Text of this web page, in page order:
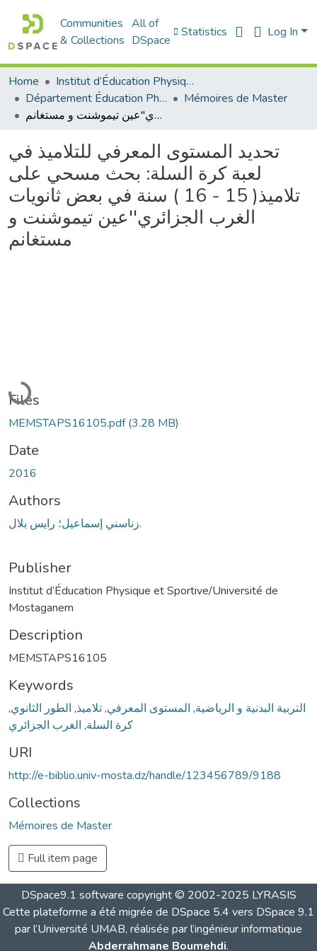
Communities
& Collections
All of
DSpace
Statistics Log In
Home
Institut d’Éducation Physique et Sportive
Département Éducation Physique et Sportive (EPS)
Mémoires de Master
تحديد المستوى المعرفي للتلاميذ في لعبة كرة السلة: بحث مسحي على تلاميذ( 15 - 16 ) سنة في بعض ثانويات الغرب الجزائري''عين تيموشنت و مستغانم
تحديد المستوى المعرفي للتلاميذ في
لعبة كرة السلة: بحث مسحي على
تلاميذ( 15 - 16 ) سنة في بعض ثانويات
الغرب الجزائري''عين تيموشنت و
مستغانم
Loading...
Files
MEMSTAPS16105.pdf(3.28 MB)
Date
2016
Authors
زناسني إسماعيل؛ رايس بلال.
Publisher
Institut d’Éducation Physique et Sportive/Université de
Mostaganem
Description
MEMSTAPS16105
Keywords
التربية البدنية و الرياضية, المستوى المعرفي,تلاميذ, الطور الثانوي,
كرة السلة, الغرب الجزائري
URI
http://e-biblio.univ-mosta.dz/handle/123456789/9188
Collections
Mémoires de Master
Full item page
DSpace9.1 software copyright © 2002-2025 LYRASIS
Cette plateforme a été migrée de DSpace 5.4 vers DSpace 9.1
par l’Université UMAB, réalisée par l’ingénieur informatique
Abderrahmane Boumehdi.